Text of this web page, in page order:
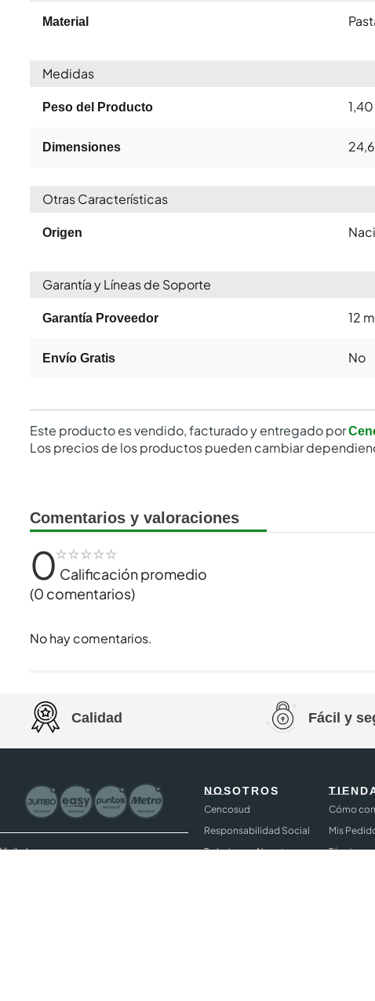
Material
Medidas
Peso del Producto 1,40
Dimensiones
Otras Características
Origen
Garantía y Líneas de Soporte
Garantía Proveedor 12
Envío Gratis No
Este producto es vendido, facturado y entregado por
Los precios de los productos pueden cambiar
Comentarios y valoraciones
☆☆☆☆☆
0Calificación promedio
(0 comentarios)
No hay comentarios.
Calidad Fácil y
NOSOTROS
Cencosud
Responsabilidad Social
Trabaja con Nosotros
Cómo
Mis
Términos